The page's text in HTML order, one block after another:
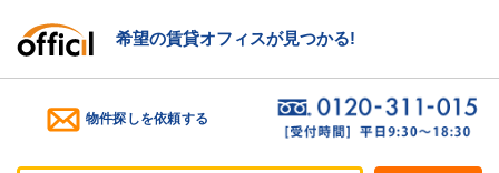
希望の賃貸オフィスが見つかる!
物件探しを依頼する